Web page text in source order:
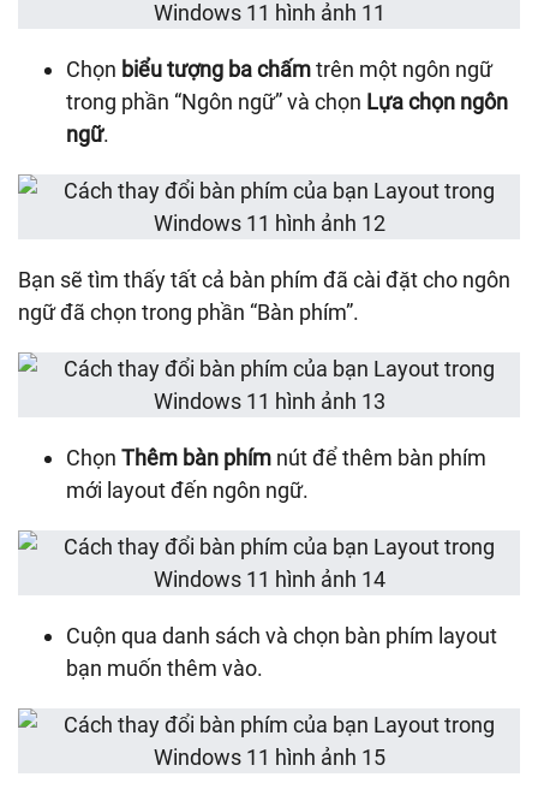
Chọn biểu tượng ba chấmtrên một ngôn ngữ
trong phần “Ngôn ngữ” và chọn Lựa chọn ngôn
ngữ.
Bạn sẽ tìm thấy tất cả bàn phím đã cài đặt cho ngôn
ngữ đã chọn trong phần “Bàn phím”.
Chọn Thêm bàn phím nút để thêm bàn phím
mới layout đến ngôn ngữ.
Cuộn qua danh sách và chọn bàn phím layout
bạn muốn thêm vào.